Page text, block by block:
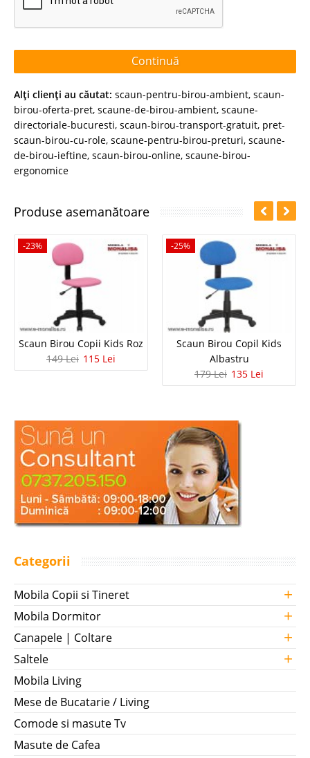
Continuă
Alţi clienţi au căutat: scaun-pentru-birou-ambient, scaun-
birou-oferta-pret, scaune-de-birou-ambient, scaune-
directoriale-bucuresti, scaun-birou-transport-gratuit, pret-
scaun-birou-cu-role, scaune-pentru-birou-preturi, scaune-
de-birou-ieftine, scaun-birou-online, scaune-birou-
ergonomice
Produse asemanătoare
-23%
Scaun Birou Copii Kids Roz
149 Lei 115 Lei
-25%
Scaun Birou Copil Kids
Albastru
179 Lei 135 Lei
Categorii
Mobila Copii si Tineret +
Mobila Dormitor +
Canapele | Coltare +
Saltele +
Mobila Living
Mese de Bucatarie / Living
Comode si masute Tv
Masute de Cafea